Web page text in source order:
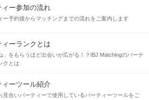
ィー参加の流れ
ー予約後からマッチングまでの流れをご案内します
ィーランクとは
」をもらうほど出会いが広がる！？IBJ Matchingのパーテ
クとは
ィーツール紹介
見合いパーティーで使用しているパーティーツールをご